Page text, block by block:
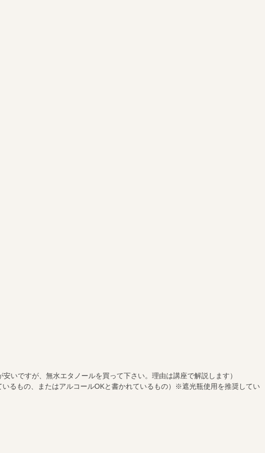
いですが、無水エタノールを買って下さい。理由は講座で解説します）
るもの、またはアルコールOKと書かれているもの）※遮光瓶使用を推奨してい